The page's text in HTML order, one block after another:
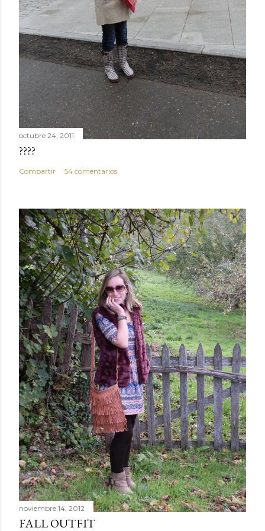
e
n
t
a
r
i
o
octubre 24, 2011
????
Compartir 54 comentarios
noviembre 14, 2012
FALL OUTFIT